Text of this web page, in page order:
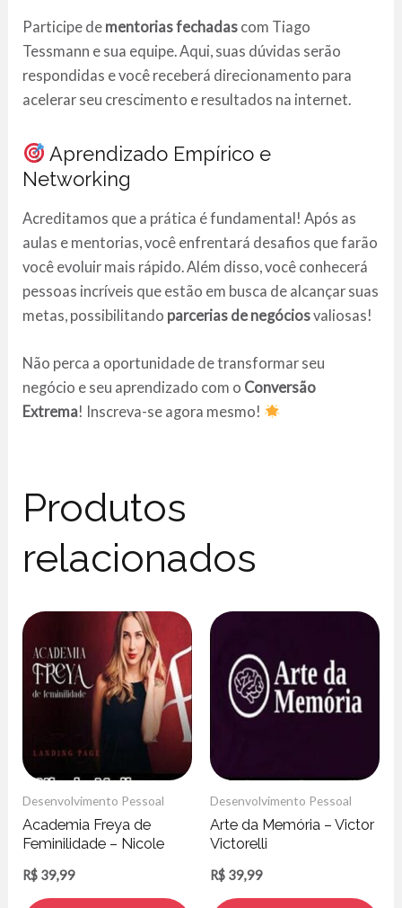
Participe de mentorias fechadas com Tiago
Tessmann e sua equipe. Aqui, suas dúvidas serão
respondidas e você receberá direcionamento para
acelerar seu crescimento e resultados na internet.
Aprendizado Empírico e
Networking
Acreditamos que a prática é fundamental! Após as
aulas e mentorias, você enfrentará desafios que farão
você evoluir mais rápido. Além disso, você conhecerá
pessoas incríveis que estão em busca de alcançar suas
metas, possibilitando parcerias de negóciosvaliosas!
Não perca a oportunidade de transformar seu
negócio e seu aprendizado com o Conversão
Extrema! Inscreva-se agora mesmo!
Produtos
relacionados
Desenvolvimento Pessoal
Academia Freya de
Feminilidade – Nicole
R$ 39,99
Desenvolvimento Pessoal
Arte da Memória – Victor
Victorelli
R$ 39,99